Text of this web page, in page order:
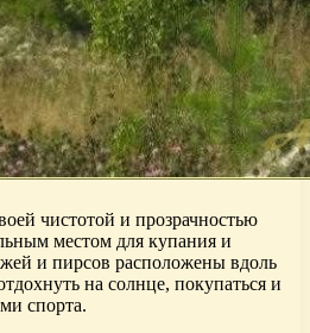
чистотой и прозрачностью
местом для купания и
и пирсов расположены вдоль
на солнце, покупаться и
спорта.